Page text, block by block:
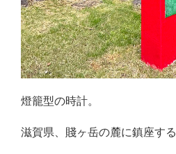
燈籠型の時計。
滋賀県、賤ヶ岳の麓に鎮座する